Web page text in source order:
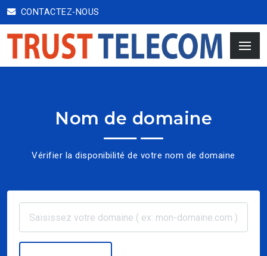
CONTACTEZ-NOUS
Nom de domaine
Vérifier la disponibilité de votre nom de domaine